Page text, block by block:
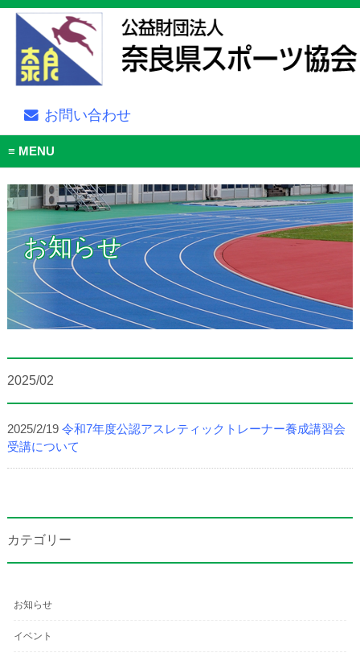
お問い合わせ
MENU
お知らせ
2025/02
2025/2/19 令和7年度公認アスレティックトレーナー養成講習会
受講について
カテゴリー
お知らせ
イベント